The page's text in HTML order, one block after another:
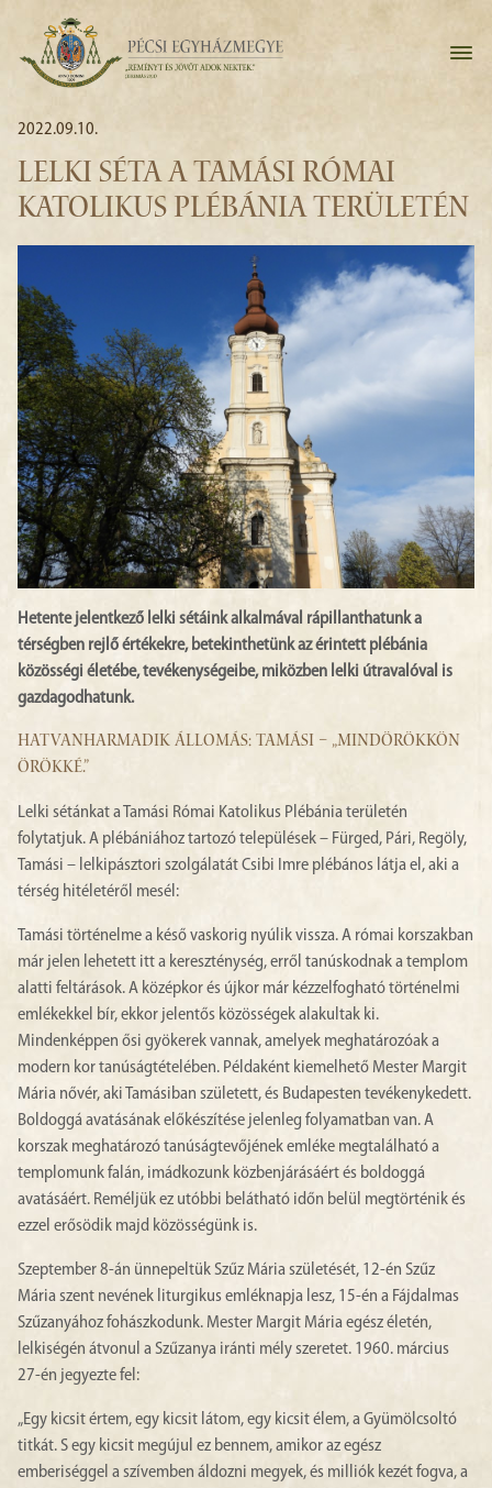
2022.09.10.
LELKI SÉTA A TAMÁSI RÓMAI
KATOLIKUS PLÉBÁNIA TERÜLETÉN
Hetente jelentkező lelki sétáink alkalmával rápillanthatunk a
térségben rejlő értékekre, betekinthetünk az érintett plébánia
közösségi életébe, tevékenységeibe, miközben lelki útravalóval is
gazdagodhatunk.
HATVANHARMADIK ÁLLOMÁS: TAMÁSI – „MINDÖRÖKKÖN
ÖRÖKKÉ.”
Lelki sétánkat a Tamási Római Katolikus Plébánia területén
folytatjuk. A plébániához tartozó települések – Fürged, Pári, Regöly,
Tamási – lelkipásztori szolgálatát Csibi Imre plébános látja el, aki a
térség hitéletéről mesél:
Tamási történelme a késő vaskorig nyúlik vissza. A római korszakban
már jelen lehetett itt a kereszténység, erről tanúskodnak a templom
alatti feltárások. A középkor és újkor már kézzelfogható történelmi
emlékekkel bír, ekkor jelentős közösségek alakultak ki.
Mindenképpen ősi gyökerek vannak, amelyek meghatározóak a
modern kor tanúságtételében. Példaként kiemelhető Mester Margit
Mária nővér, aki Tamásiban született, és Budapesten tevékenykedett.
Boldoggá avatásának előkészítése jelenleg folyamatban van. A
korszak meghatározó tanúságtevőjének emléke megtalálható a
templomunk falán, imádkozunk közbenjárásáért és boldoggá
avatásáért. Reméljük ez utóbbi belátható időn belül megtörténik és
ezzel erősödik majd közösségünk is.
Szeptember 8-án ünnepeltük Szűz Mária születését, 12-én Szűz
Mária szent nevének liturgikus emléknapja lesz, 15-én a Fájdalmas
Szűzanyához fohászkodunk. Mester Margit Mária egész életén,
lelkiségén átvonul a Szűzanya iránti mély szeretet. 1960. március
27-én jegyezte fel:
„Egy kicsit értem, egy kicsit látom, egy kicsit élem, a Gyümölcsoltó
titkát. S egy kicsit megújul ez bennem, amikor az egész
emberiséggel a szívemben áldozni megyek, és milliók kezét fogva, a